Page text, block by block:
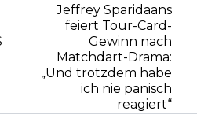
Jeffrey Sparidaans
feiert Tour-Card-
Gewinn nach
Matchdart-Drama:
„Und trotzdem habe
ich nie panisch
reagiert“